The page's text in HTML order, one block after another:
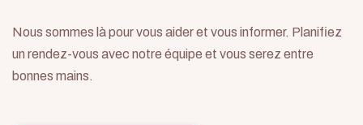
Nous sommes là pour vous aider et vous informer. Planifiez
un rendez-vous avec notre équipe et vous serez entre
bonnes mains.